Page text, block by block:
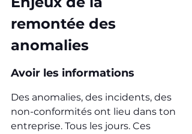
remontée des
anomalies
Avoir les informations
Des anomalies, des incidents, des
non-conformités ont lieu dans ton
entreprise. Tous les jours. Ces